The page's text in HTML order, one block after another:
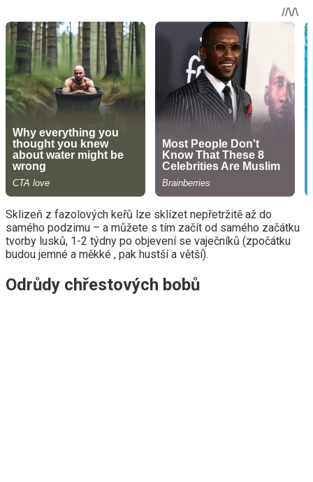
Sklizeň z fazolových keřů lze sklízet nepřetržitě až do
samého podzimu – a můžete s tím začít od samého začátku
tvorby lusků, 1-2 týdny po objevení se vaječníků (zpočátku
budou jemné a měkké , pak hustší a větší).
Odrůdy chřestových bobů